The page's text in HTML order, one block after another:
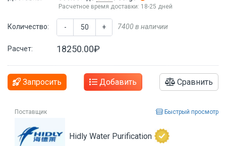
Расчетное время доставки: 18-25 дней
Количество: - + 7400 в наличии
Расчет: 18250.00₽
Запросить Добавить Сравнить
Поставщик Быстрый просмотр
Hidly Water Purification